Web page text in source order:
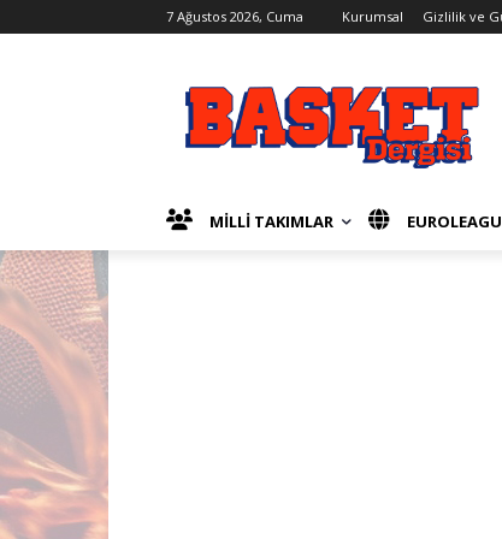
7 Ağustos 2026, Cuma Kurumsal Gizlilik ve
MİLLİ TAKIMLAR